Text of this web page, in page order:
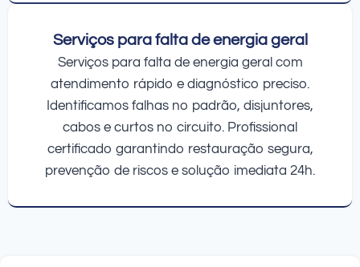
Serviços para falta de energia geral
Serviços para falta de energia geral com
atendimento rápido e diagnóstico preciso.
Identificamos falhas no padrão, disjuntores,
cabos e curtos no circuito. Profissional
certificado garantindo restauração segura,
prevenção de riscos e solução imediata 24h.